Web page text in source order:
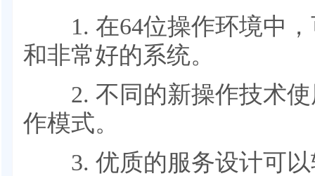
1. 在64位操作环境中，
和非常好的系统。
2. 不同的新操作技术使
作模式。
3. 优质的服务设计可以